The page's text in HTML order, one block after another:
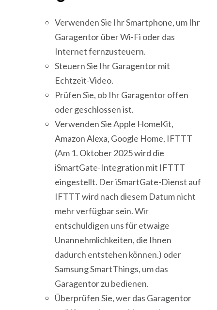
Verwenden Sie Ihr Smartphone, um Ihr
Garagentor über Wi-Fi oder das
Internet fernzusteuern.
Steuern Sie Ihr Garagentor mit
Echtzeit-Video.
Prüfen Sie, ob Ihr Garagentor offen
oder geschlossen ist.
Verwenden Sie Apple HomeKit,
Amazon Alexa, Google Home, IFTTT
(Am 1. Oktober 2025 wird die
iSmartGate-Integration mit IFTTT
eingestellt. Der iSmartGate-Dienst auf
IFTTT wird nach diesem Datum nicht
mehr verfügbar sein. Wir
entschuldigen uns für etwaige
Unannehmlichkeiten, die Ihnen
dadurch entstehen können.) oder
Samsung SmartThings, um das
Garagentor zu bedienen.
Überprüfen Sie, wer das Garagentor